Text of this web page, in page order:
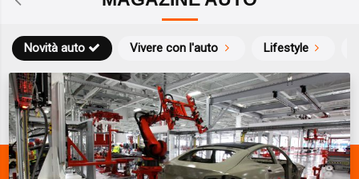
Novità auto Vivere con l'auto Lifestyle